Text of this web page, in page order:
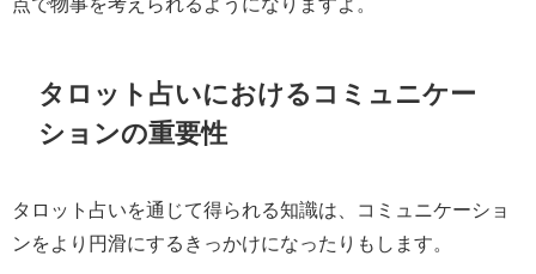
タロット占いにおけるコミュニケー
ションの重要性
タロット占いを通じて得られる知識は、コミュニケーショ
ンをより円滑にするきっかけになったりもします。